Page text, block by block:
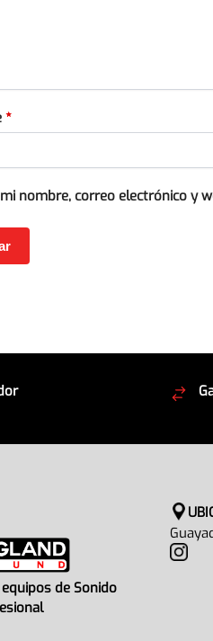
*
nombre, correo electrónico y
de Sonido